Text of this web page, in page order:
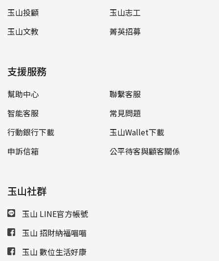
玉山投顧
玉山志工
玉山文教
菁英招募
支援服務
幫助中心
聯繫客服
智能客服
常見問題
行動銀行下載
玉山Wallet下載
申訴信箱
公平待客與顧客關係
玉山社群
玉山 LINE官方帳號
玉山 招財納福喵喵
玉山 數位生活好康